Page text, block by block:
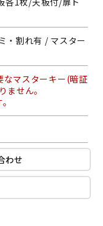
・割れ有 / マスター
マスターキー(暗証
ません。
わせ